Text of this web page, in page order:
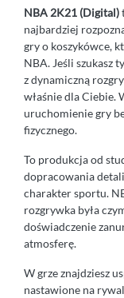
NBA 2K21 (Digital)
najbardziej
gry o koszykówce,
NBA. Jeśli szukasz
z dynamiczną
właśnie dla Ciebie.
uruchomienie gry
fizycznego.
To produkcja od
dopracowania
charakter sportu.
rozgrywka była
doświadczenie
atmosferę.
W grze znajdziesz
nastawione na